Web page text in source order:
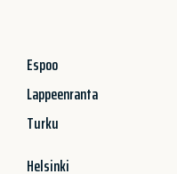
Espoo
Lappeenranta
Turku
Helsinki